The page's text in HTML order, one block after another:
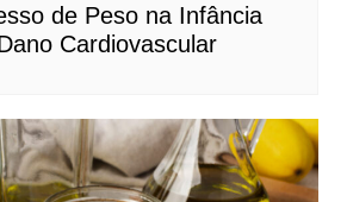
de Peso na Infância
Cardiovascular